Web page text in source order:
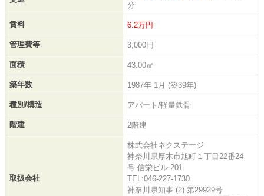
分
賃料 6.2万円
管理費等 3,000円
面積 43.00㎡
築年数 1987年 1月 (築39年)
種別/構造 アパート/軽量鉄骨
階建 2階建
取扱会社
株式会社ネクステージ
神奈川県厚木市旭町１丁目22番24
号 信栄ビル 201
TEL:046-227-1730
神奈川県知事 (2) 第29929号